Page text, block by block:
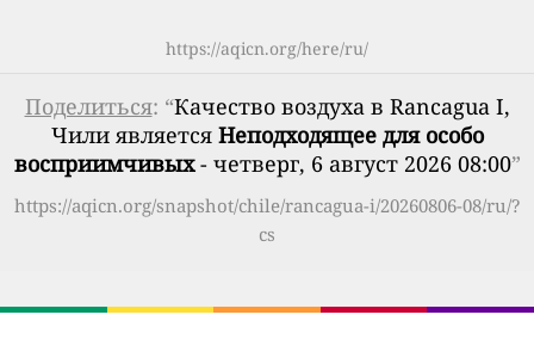
https://aqicn.org/here/ru/
Поделиться: “Качество воздуха в Rancagua I,
Чили является Неподходящее для особо
восприимчивых- четверг, 6 август 2026 08:00”
https://aqicn.org/snapshot/chile/rancagua-i/20260806-08/ru/?
cs